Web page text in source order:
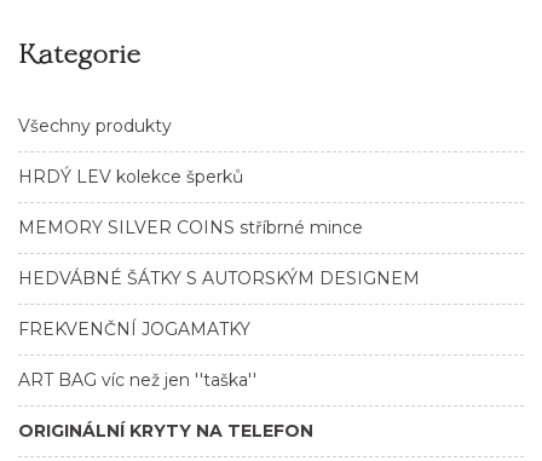
Kategorie
Všechny produkty
HRDÝ LEV kolekce šperků
MEMORY SILVER COINS stříbrné mince
HEDVÁBNÉ ŠÁTKY S AUTORSKÝM DESIGNEM
FREKVENČNÍ JOGAMATKY
ART BAG víc než jen ''taška''
ORIGINÁLNÍ KRYTY NA TELEFON